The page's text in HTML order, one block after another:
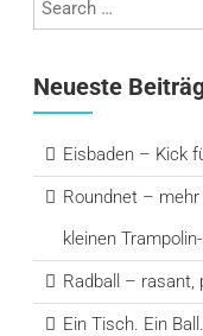
Neueste
Eisbaden – Kick
Roundnet –
kleinen
Radball – rasant,
Ein Tisch. Ein